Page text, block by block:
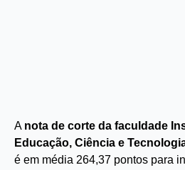
A nota de corte da faculdade
Educação, Ciência e
é em média 264,37 pontos para